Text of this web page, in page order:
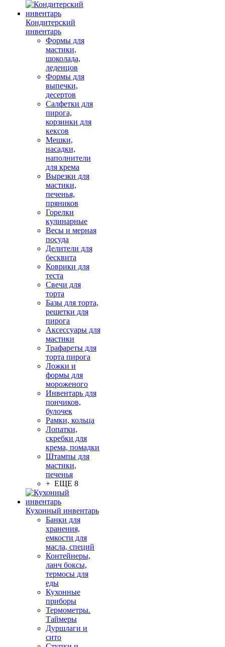
Кондитерский
инвентарь
Формы для
мастики,
шоколада,
леденцов
Формы для
выпечки,
десертов
Салфетки для
пирога,
корзинки для
кексов
Мешки,
насадки,
наполнители
для крема
Вырезки для
мастики,
печенья,
пряников
Горелки
кулинарные
Весы и мерная
посуда
Делители для
бесквита
Коврики для
теста
Свечи для
торта
Базы для торта,
решетки для
пирога
Аксессуары для
мастики
Трафареты для
торта пирога
Ложки и
формы для
мороженого
Инвентарь для
пончиков,
булочек
Рамки, кольца
Лопатки,
скребки для
крема, помадки
Штампы для
мастики,
печенья
+ ЕЩЕ 8
Кухонный инвентарь
Банки для
хранения,
емкости для
масла, специй
Контейнеры,
ланч боксы,
термосы для
еды
Кухонные
приборы
Термометры.
Таймеры
Дуршлаги и
сито